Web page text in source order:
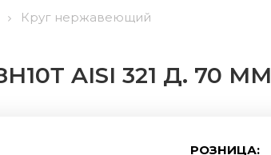
Круг нержавеющий
AISI 321 Д. 70 ММ
РОЗНИЦА: